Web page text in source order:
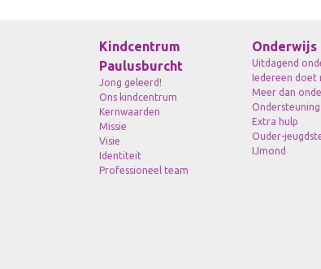
Kindcentrum
Paulusburcht
Jong geleerd!
Ons kindcentrum
Kernwaarden
Missie
Visie
Identiteit
Professioneel team
Onderwijs
Uitdagend
Iedereen doet
Meer dan
Ondersteuning
Extra hulp
Ouder-
IJmond